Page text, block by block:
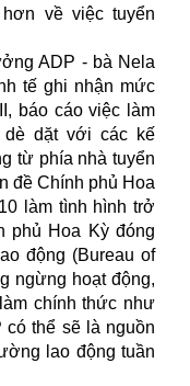
về việc tuyển
ADP - bà Nela
tế ghi nhận mức
báo cáo việc làm
dặt với các kế
từ phía nhà tuyển
đề Chính phủ Hoa
làm tình hình trở
phủ Hoa Kỳ đóng
động (Bureau of
ngừng hoạt động,
chính thức như
thể sẽ là nguồn
lao động tuần